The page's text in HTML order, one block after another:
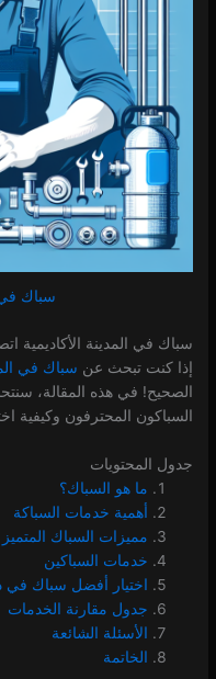
سباك في
سباك في المدينة الأكاديمية اتصل بنا
إذا كنت تبحث عن سباك في
الصحيح! في هذه المقالة،
السباكون المحترفون وكيفية
جدول المحتويات
ما هو السباك؟
أهمية خدمات السباكة
مميزات السباك المتميز
خدمات السباكين
اختيار أفضل سباك في
جدول مقارنة الخدمات
الأسئلة الشائعة
الخاتمة